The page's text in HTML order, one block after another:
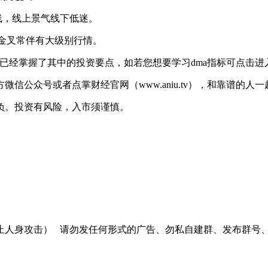
线上景气线下低迷。
常伴有大级别行情。
握了其中的投资要点，如若您想要学习dma指标可点击进
信公众号或者点掌财经官网（www.aniu.tv），和靠谱的人一
投资有风险，入市须谨慎。
身攻击） 请勿发任何形式的广告、勿私自建群、发布群号